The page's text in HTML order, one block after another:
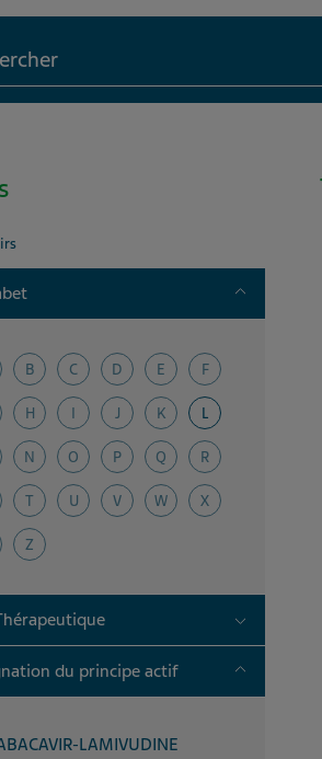
Toggle
B C D E F
H I J K L
N O P Q R
T U V W X
Z
Toggle
du principe actif Toggle
LAMIVUDINE